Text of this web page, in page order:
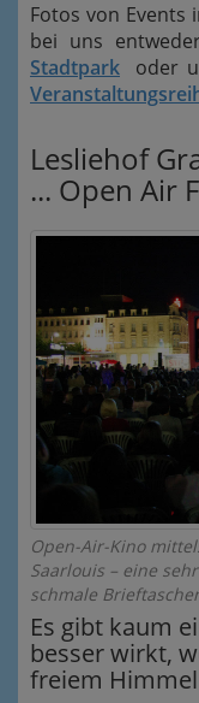
Fotos von Events
bei uns
Stadtpark oder
Lesliehof
... Open Air
Open-Air-Kino
Saarlouis – eine
schmale
Es gibt kaum
besser wirkt,
freiem